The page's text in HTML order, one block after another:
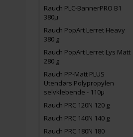
Rauch PLC-BannerPRO B1
380µ
Rauch PopArt Lerret Heavy
380 g
Rauch PopArt Lerret Lys Matt
280 g
Rauch PP-Matt PLUS
Utendørs Polypropylen
selvklebende - 110µ
Rauch PRC 120N 120 g
Rauch PRC 140N 140 g
Rauch PRC 180N 180